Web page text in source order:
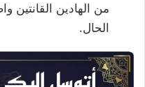
من الهادين القانتين
الحال.